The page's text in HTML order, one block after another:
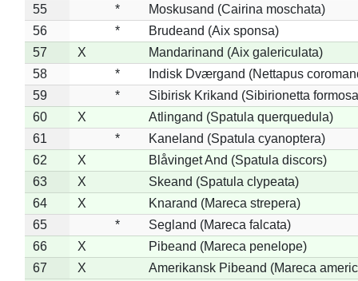
55
*
Moskusand (Cairina moschata)
56
*
Brudeand (Aix sponsa)
57
X
Mandarinand (Aix galericulata)
58
*
Indisk Dværgand (Nettapus
59
*
Sibirisk Krikand (Sibirionetta
60
X
Atlingand (Spatula querquedula)
61
*
Kaneland (Spatula cyanoptera)
62
X
Blåvinget And (Spatula discors)
63
X
Skeand (Spatula clypeata)
64
X
Knarand (Mareca strepera)
65
*
Segland (Mareca falcata)
66
X
Pibeand (Mareca penelope)
67
X
Amerikansk Pibeand (Mareca